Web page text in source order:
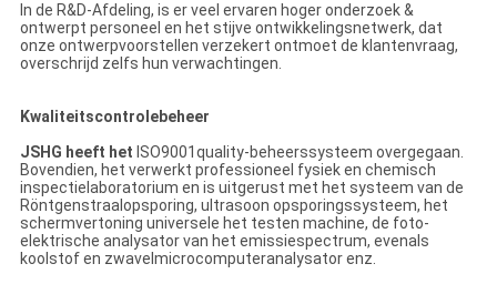
In de R&D-Afdeling, is er veel ervaren hoger onderzoek &
ontwerpt personeel en het stijve ontwikkelingsnetwerk, dat
onze ontwerpvoorstellen verzekert ontmoet de klantenvraag,
overschrijd zelfs hun verwachtingen.
Kwaliteitscontrolebeheer
JSHG heeft het ISO9001quality-beheerssysteem overgegaan.
Bovendien, het verwerkt professioneel fysiek en chemisch
inspectielaboratorium en is uitgerust met het systeem van de
Röntgenstraalopsporing, ultrasoon opsporingssysteem, het
schermvertoning universele het testen machine, de foto-
elektrische analysator van het emissiespectrum, evenals
koolstof en zwavelmicrocomputeranalysator enz.